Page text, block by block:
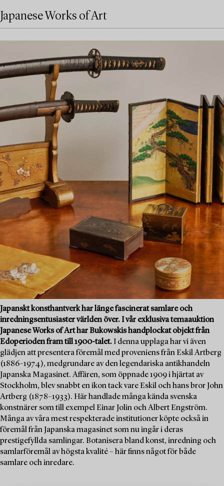
Japanese Works of Art
Japanskt konsthantverk har länge fascinerat samlare och
inredningsentusiaster världen över. I vår exklusiva temaauktion
Japanese Works of Art har Bukowskis handplockat objekt från
Edoperioden fram till 1900-talet. I denna upplaga har vi även
glädjen att presentera föremål med proveniens från Eskil Artberg
(1886–1974), medgrundare av den legendariska antikhandeln
Japanska Magasinet. Affären, som öppnade 1909 i hjärtat av
Stockholm, blev snabbt en ikon tack vare Eskil och hans bror John
Artberg (1878–1933). Här handlade många kända svenska
konstnärer som till exempel Einar Jolin och Albert Engström.
Många av våra mest respekterade institutioner köpte också in
föremål från Japanska magasinet som nu ingår i deras
prestigefyllda samlingar. Botanisera bland konst, inredning och
samlarföremål av högsta kvalité – här finns något för både
samlare och inredare.